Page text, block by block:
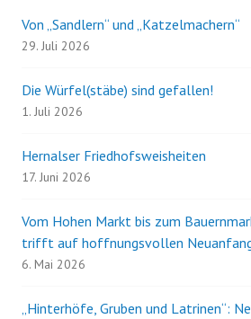
Von „Sandlern“ und „Katzelmachern“
29. Juli 2026
Die Würfel(stäbe) sind gefallen!
1. Juli 2026
Hernalser Friedhofsweisheiten
17. Juni 2026
Vom Hohen Markt bis zum
trifft auf hoffnungsvollen
6. Mai 2026
„Hinterhöfe, Gruben und Latrinen“: